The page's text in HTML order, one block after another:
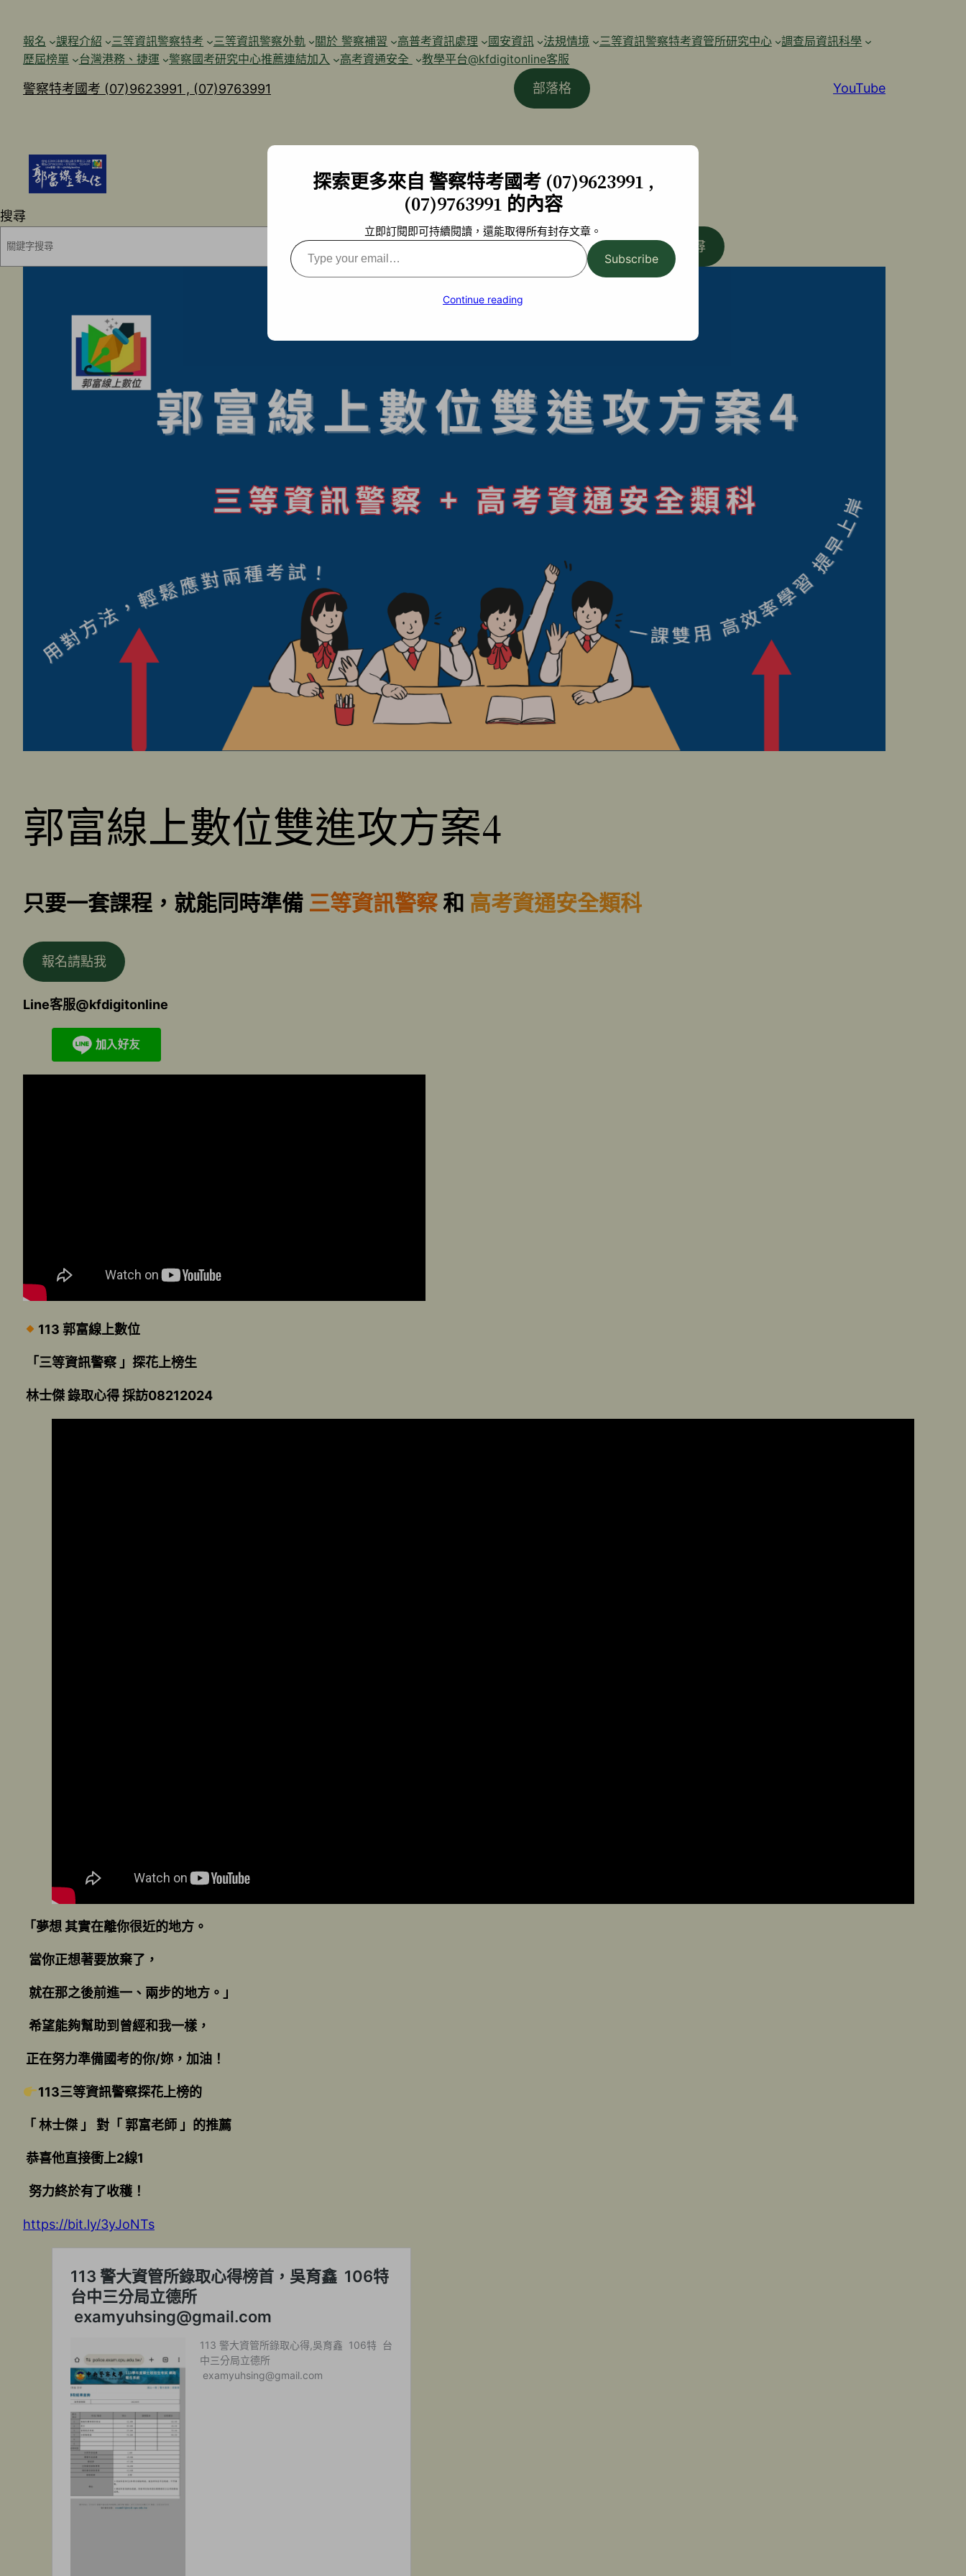
報名 課程介紹 三等資訊警察特考 三等資訊警察外軌 關於 警察補習 高普考資訊處理 國安資訊 法規情境 三等資訊警察特考資管所研究中心
調查局資訊科學
歷屆榜單
台灣港務、捷運 警察國考研究中心推薦連結加入 高考資通安全 教學平台@kfdigitonline客服
警察特考國考 (07)9623991 , (07)9763991 部落格 YouTube
搜尋
搜尋
郭富線上數位雙進攻方案4
只要一套課程，就能同時準備 三等資訊警察 和 高考資通安全類科
報名請點我
Line客服@kfdigitonline
113 郭富線上數位
「三等資訊警察 」探花上榜生
林士傑 錄取心得 採訪08212024
「夢想 其實在離你很近的地方。
當你正想著要放棄了，
就在那之後前進一、兩步的地方。」
希望能夠幫助到曾經和我一樣，
正在努力準備國考的你/妳，加油！
113三等資訊警察探花上榜的
「 林士傑 」 對「 郭富老師 」的推薦
恭喜他直接衝上2線1
努力終於有了收穫！
https://bit.ly/3yJoNTs
探索更多來自 警察特考國考 (07)9623991 ,
(07)9763991 的內容
立即訂閱即可持續閱讀，還能取得所有封存文章。
Type
your
Subscribe
Continue reading